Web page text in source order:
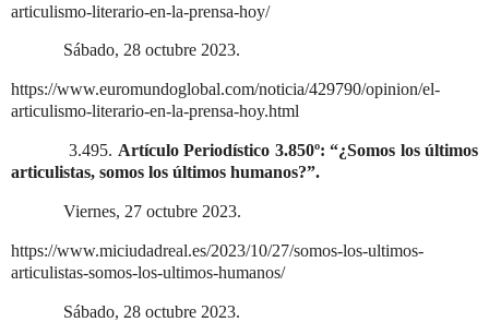
articulismo-literario-en-la-prensa-hoy/
Sábado, 28 octubre 2023.
https://www.euromundoglobal.com/noticia/429790/opinion/el-
articulismo-literario-en-la-prensa-hoy.html
3.495. Artículo Periodístico 3.850º: “¿Somos los últimos
articulistas, somos los últimos humanos?”.
Viernes, 27 octubre 2023.
https://www.miciudadreal.es/2023/10/27/somos-los-ultimos-
articulistas-somos-los-ultimos-humanos/
Sábado, 28 octubre 2023.